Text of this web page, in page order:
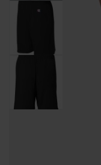
HOMBRES
CAMISETAS
CAMISETAS CUELLO